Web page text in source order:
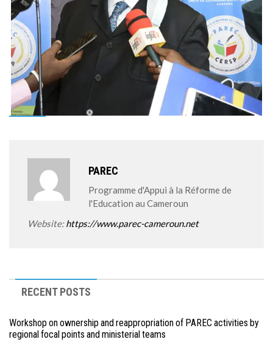
PAREC
Programme d'Appui à la Réforme de
l'Education au Cameroun
Website:https://www.parec-cameroun.net
RECENT POSTS
Workshop on ownership and reappropriation of PAREC activities by
regional focal points and ministerial teams